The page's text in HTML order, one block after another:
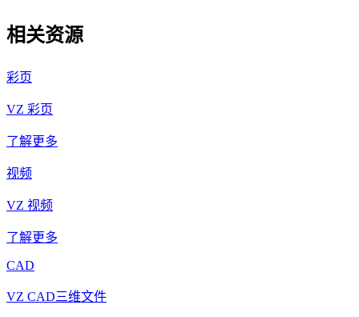
相关资源
彩页
VZ 彩页
了解更多
视频
VZ 视频
了解更多
CAD
VZ CAD三维文件